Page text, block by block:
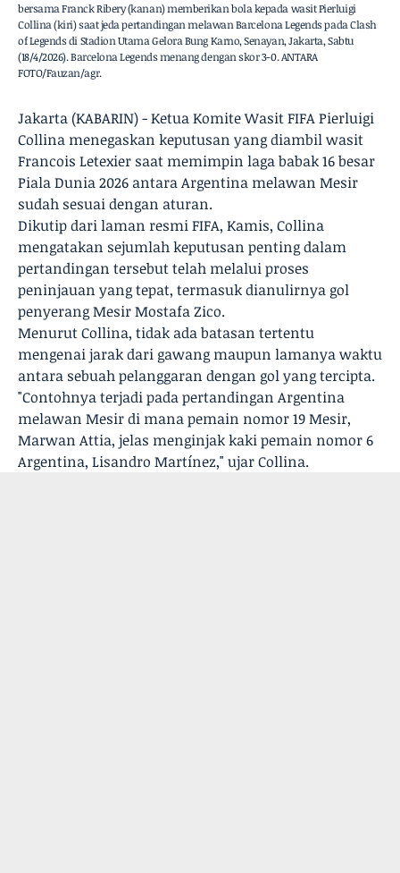
bersama Franck Ribery (kanan) memberikan bola kepada wasit Pierluigi
Collina (kiri) saat jeda pertandingan melawan Barcelona Legends pada Clash
of Legends di Stadion Utama Gelora Bung Karno, Senayan, Jakarta, Sabtu
(18/4/2026). Barcelona Legends menang dengan skor 3-0. ANTARA
FOTO/Fauzan/agr.
Jakarta (KABARIN) - Ketua Komite Wasit FIFA Pierluigi
Collina menegaskan keputusan yang diambil wasit
Francois Letexier saat memimpin laga babak 16 besar
Piala Dunia 2026 antara Argentina melawan Mesir
sudah sesuai dengan aturan.
Dikutip dari laman resmi FIFA, Kamis, Collina
mengatakan sejumlah keputusan penting dalam
pertandingan tersebut telah melalui proses
peninjauan yang tepat, termasuk dianulirnya gol
penyerang Mesir Mostafa Zico.
Menurut Collina, tidak ada batasan tertentu
mengenai jarak dari gawang maupun lamanya waktu
antara sebuah pelanggaran dengan gol yang tercipta.
"Contohnya terjadi pada pertandingan Argentina
melawan Mesir di mana pemain nomor 19 Mesir,
Marwan Attia, jelas menginjak kaki pemain nomor 6
Argentina, Lisandro Martínez," ujar Collina.